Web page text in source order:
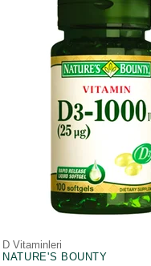
D Vitaminleri
NATURE'S BOUNTY